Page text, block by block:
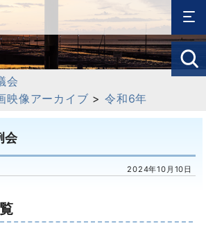
会
映像アーカイブ >令和6年
会
2024年10月10日